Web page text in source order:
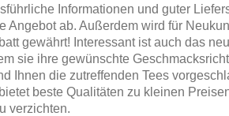
Informationen und guter
Angebot ab. Außerdem wird für
gewährt! Interessant ist auch das
sie ihre gewünschte
Ihnen die zutreffenden Tees
beste Qualitäten zu kleinen
verzichten.